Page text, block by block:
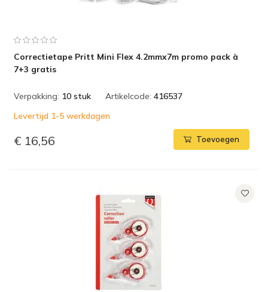
Correctietape Pritt Mini Flex 4.2mmx7m promo pack à
7+3 gratis
Verpakking: 10 stuk Artikelcode: 416537
Levertijd 1-5 werkdagen
€ 16,56 Toevoegen